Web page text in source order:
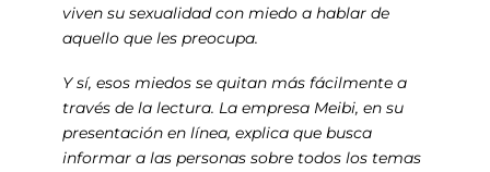
viven su sexualidad con miedo a hablar de
aquello que les preocupa.
Y sí, esos miedos se quitan más fácilmente a
través de la lectura. La empresa Meibi, en su
presentación en línea, explica que busca
informar a las personas sobre todos los temas